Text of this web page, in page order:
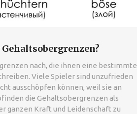
nach, die ihnen eine bestimmte
Viele Spieler sind unzufrieden
ausschöpfen können, weil sie an
die Gehaltsobergrenzen als
ganzen Kraft und Leidenschaft zu